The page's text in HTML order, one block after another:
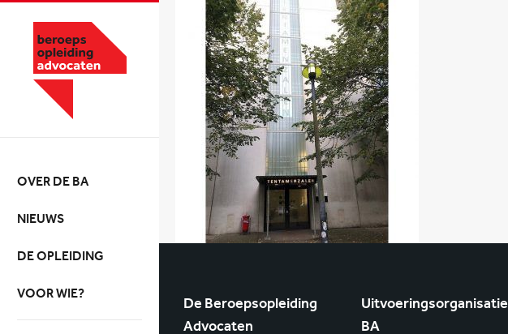
OVER DE BA
NIEUWS
DE OPLEIDING
VOOR WIE?
De Beroepsopleiding
Advocaten
Uitvoeringsorganisatie
BA